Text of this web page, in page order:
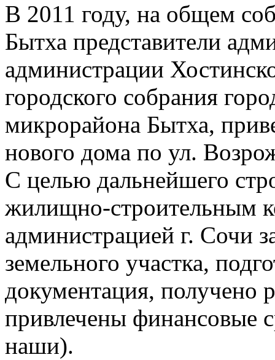
В 2011 году, на общем
Бытха представители
администрации
городского собрания
микрорайона Бытха,
нового дома по ул.
С целью дальнейшего
жилищно-строительным
администрацией г. Сочи
земельного участка,
документация, получено
привлечены финансовые
наши).